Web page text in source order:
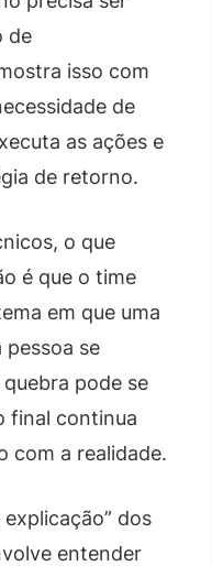
de
isso com
de
as ações e
de retorno.
o que
é que o time
em que uma
pessoa se
pode se
final continua
com a realidade.
dos
entender